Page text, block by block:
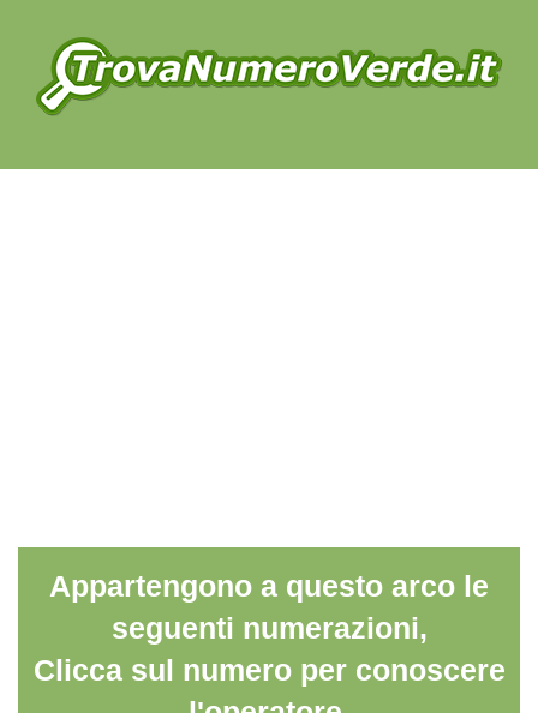
Appartengono a questo arco le
seguenti numerazioni,
Clicca sul numero per conoscere